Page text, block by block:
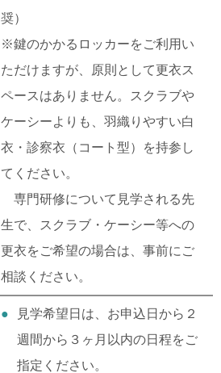
奨）
※鍵のかかるロッカーをご利用い
ただけますが、原則として更衣ス
ペースはありません。スクラブや
ケーシーよりも、羽織りやすい白
衣・診察衣（コート型）を持参し
てください。
専門研修について見学される先
生で、スクラブ・ケーシー等への
更衣をご希望の場合は、事前にご
相談ください。
見学希望日は、お申込日から２
週間から３ヶ月以内の日程をご
指定ください。